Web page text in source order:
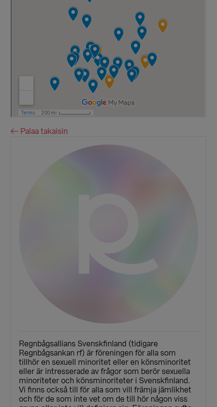
← Palaa takaisin
Regnbågsallians Svenskfinland (tidigare
Regnbågsankan rf) är föreningen för alla som
tillhör en sexuell minoritet eller en könsminoritet
eller är intresserade av frågor som berör sexuella
minoriteter och könsminoriteter i Svenskfinland.
Vi finns också till för alla som vill främja jämlikhet
och för de som inte vet om de till hör någon viss